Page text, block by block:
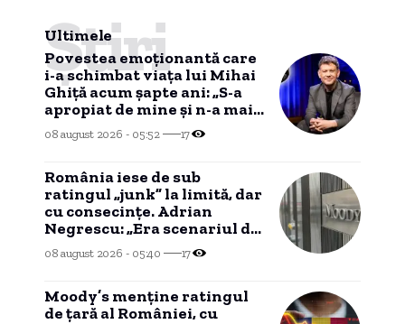
Ultimele
Știri
Povestea emoționantă care
i-a schimbat viața lui Mihai
Ghiță acum șapte ani: „S-a
apropiat de mine și n-a mai
plecat”
08 august 2026 - 05:52 17
România iese de sub
ratingul „junk” la limită, dar
cu consecințe. Adrian
Negrescu: „Era scenariul de
bază, nu am câștigat nimic”
08 august 2026 - 05:40 17
Moody’s menține ratingul
de țară al României, cu